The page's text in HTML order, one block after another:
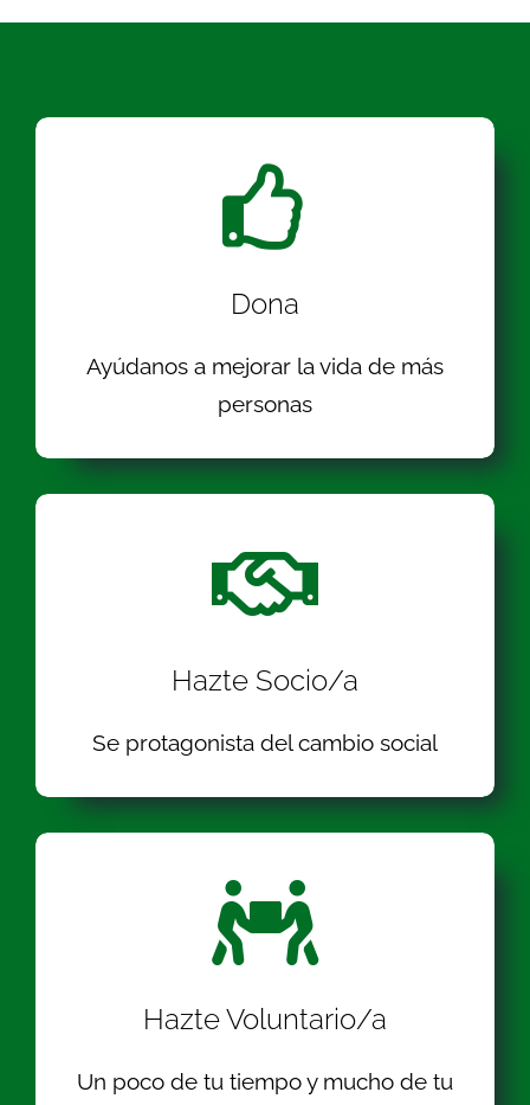
Dona
Ayúdanos a mejorar la vida de más
personas
Hazte Socio/a
Se protagonista del cambio social
Hazte Voluntario/a
Un poco de tu tiempo y mucho de tu